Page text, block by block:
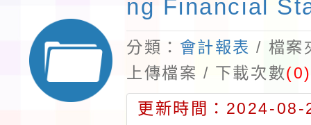
ng Financial
分類： 會計報表 / 檔案
上傳檔案 / 下載次數(0)
更新時間：2024-